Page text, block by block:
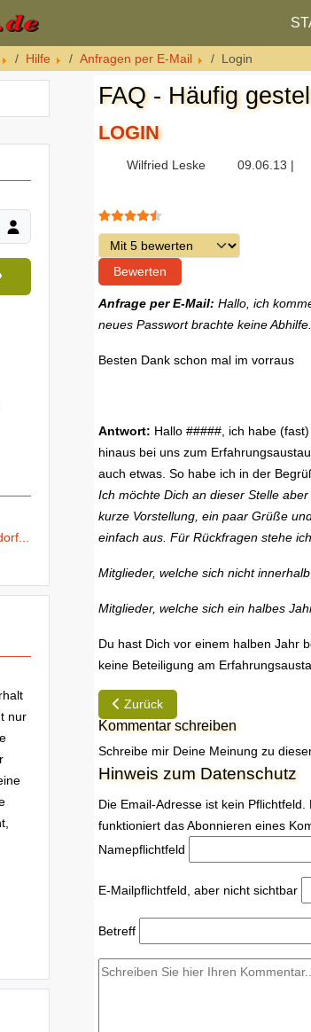
Hilfe Anfragen per E-Mail Login
anzeigen
nur
FAQ - Häufig
LOGIN
Wilfried Leske 09.06.13 |
Bewertung:
Bitte bewerten
Anfrage per E-Mail: Hallo, ich
neues Passwort brachte keine
Besten Dank schon mal im vorraus
Antwort: Hallo #####, ich habe
hinaus bei uns zum
auch etwas. So habe ich in der
Ich möchte Dich an dieser Stelle
kurze Vorstellung, ein paar Grüße
einfach aus. Für Rückfragen stehe
Mitglieder, welche sich nicht
Mitglieder, welche sich ein halbes
Du hast Dich vor einem halben Jahr
keine Beteiligung am
Vorheriger Beitrag: Ersatzteil
Zurück
Kommentar schreiben
Schreibe mir Deine Meinung zu
Hinweis zum Datenschutz
Die Email-Adresse ist kein
funktioniert das Abonnieren eines
Namepflichtfeld
E-Mailpflichtfeld, aber nicht sichtbar
Betreff